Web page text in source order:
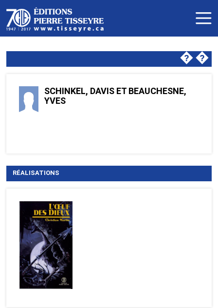
��
SCHINKEL, DAVIS ET BEAUCHESNE,
YVES
RÉALISATIONS